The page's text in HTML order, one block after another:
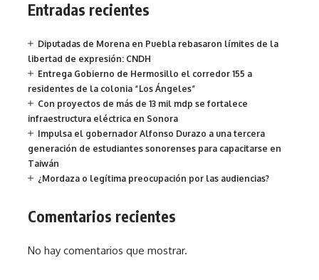
Entradas recientes
Diputadas de Morena en Puebla rebasaron límites de la
libertad de expresión: CNDH
Entrega Gobierno de Hermosillo el corredor 155 a
residentes de la colonia “Los Ángeles”
Con proyectos de más de 13 mil mdp se fortalece
infraestructura eléctrica en Sonora
Impulsa el gobernador Alfonso Durazo a una tercera
generación de estudiantes sonorenses para capacitarse en
Taiwán
¿Mordaza o legítima preocupación por las audiencias?
Comentarios recientes
No hay comentarios que mostrar.